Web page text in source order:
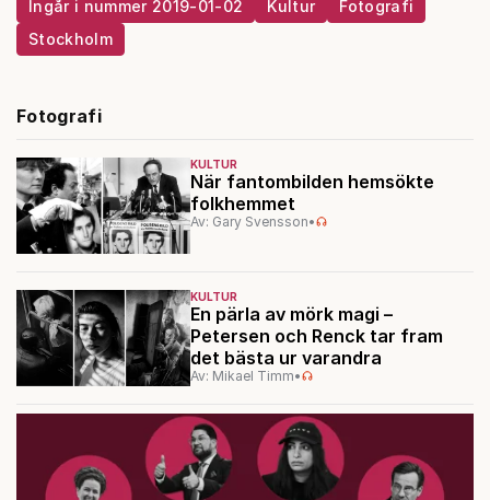
Ingår i nummer 2019-01-02 Kultur
Fotografi
Stockholm
Fotografi
KULTUR
När fantombilden hemsökte
folkhemmet
Av: Gary Svensson•
KULTUR
En pärla av mörk magi –
Petersen och Renck tar fram
det bästa ur varandra
Av: Mikael Timm•